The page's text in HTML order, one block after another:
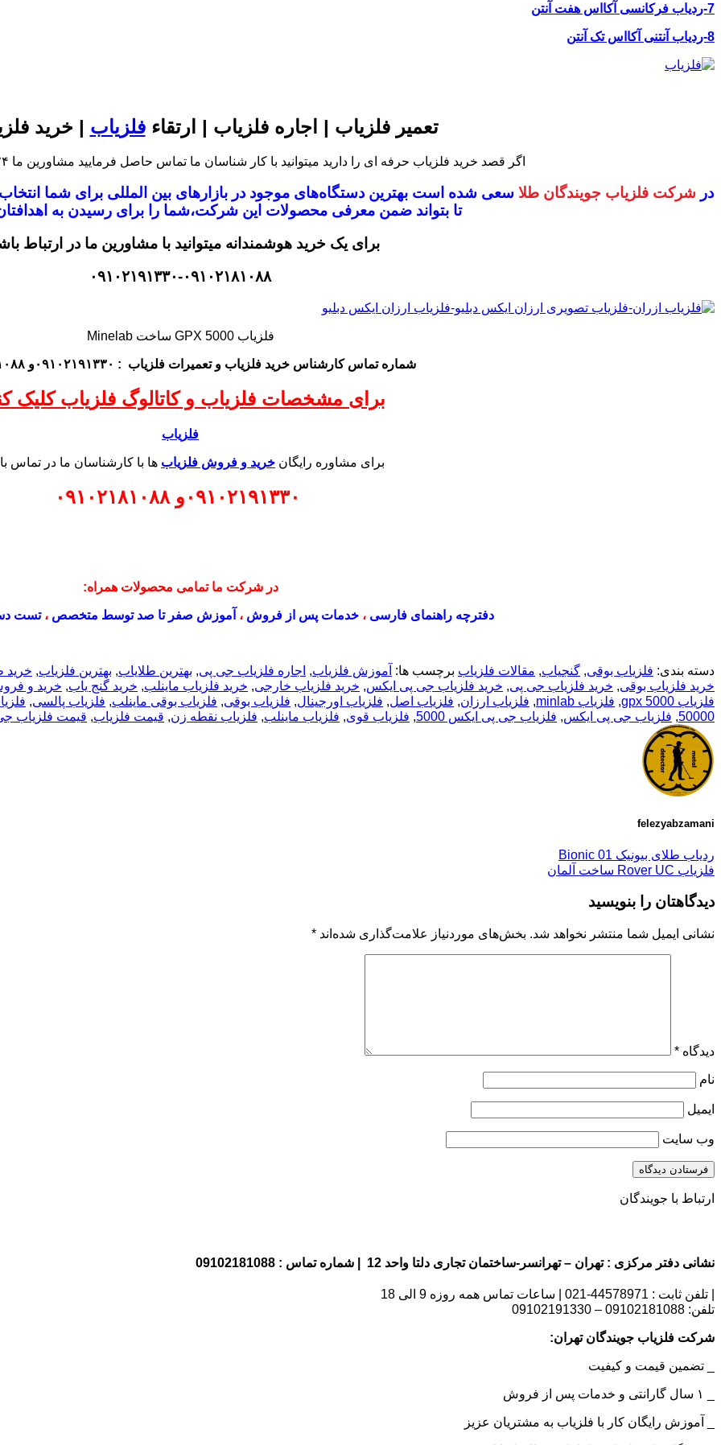
7-ردیاب فرکانسی آکااس هفت آنتن
8-ردیاب آنتنی آکااس تک آنتن
تعمیر فلزیاب | اجاره فلزیاب | ارتقاءفلزیاب | خرید
اگر قصد خرید فلزیاب حرفه ای را دارید میتوانید با کار شناسان ما تماس حاصل فرمایید مشاورین ما ۲۴ ساعته آماده پاسخگویی هستند
در شرکت فلزیاب جویندگان طلا سعی شده است بهترین دستگاه‌های موجود دربازار‌های بین المللی برای شما
تا بتواند ضمن معرفی محصولات این شرکت،شما را برای رسیدن به
برای یک خرید هوشمندانه میتوانید با مشاورین ما در ارتباط
۰۹۱۰۲۱۹۱۳۳۰-۰۹۱۰۲۱۸۱۰۸۸
فلزیاب GPX 5000 ساخت Minelab
شماره تماس کارشناسخرید فلزیاب و تعمیرات فلزیاب : ۰۹۱۰۲۱۹۱۳۳۰و ۰۹۱۰۲۱۸۱۰۸۸
برای مشخصات فلزیاب و کاتالوگ فلزیاب کلیک
فلزیاب
برای مشاوره رایگان خرید و فروش فلزیاب ها با کارشناسان ما در تماس
۰۹۱۰۲۱۹۱۳۳۰ و ۰۹۱۰۲۱۸۱۰۸۸
در شرکت ما تمامی محصولات همراه:
دفترچه راهنمای فارسی ،خدمات پس از فروش ، آموزش صفر تا صد توسط متخصص ،تست
دسته بندی: فلزیاب بوقی, گنجیاب, مقالات فلزیاب برچسب ها: آموزش فلزیاب, اجاره فلزیاب جی پی, بهترین طلایاب, بهترین فلزیاب, خرید
خرید فلزیاب بوقی, خرید فلزیاب جی پی, خرید فلزیاب جی پی ایکس, خرید فلزیاب خارجی, خرید فلزیاب ماینلب, خرید گنج یاب, خرید و
فلزیاب gpx 5000
, فلزیاب minlab , فلزیاب ارزان, فلزیاب اصل, فلزیاب اورجینال, فلزیاب بوقی, فلزیاب بوقی ماینلب, فلزیاب پالسی,
50000
, فلزیاب جی پی ایکس, فلزیاب جی پی ایکس 5000 , فلزیاب قوی, فلزیاب ماینلب, فلزیاب نقطه زن, قیمت فلزیاب, قیمت فلزیاب
felezyabzamani
ردیاب طلای بیونیک Bionic 01
فلزیاب Rover UC ساخت آلمان
دیدگاهتان را بنویسید
نشانی ایمیل شما منتشر نخواهد شد. بخش‌های موردنیاز علامت‌گذاری شده‌اند *
دیدگاه *
نام
ایمیل
وب‌ سایت
ارتباط با جویندگان
نشانی دفتر مرکزی : تهران – تهرانسر-ساختمان تجاری دلتا واحد 12 | شماره تماس : 09102181088
| تلفن ثابت : 44578971-021 | ساعات تماس همه روزه 9 الی 18
تلفن: 09102181088 – 09102191330
شرکت فلزیاب جویندگان تهران:
_ تضمین قیمت و کیفیت
_ آموزش رایگان کار با فلزیاب به مشتریان عزیز